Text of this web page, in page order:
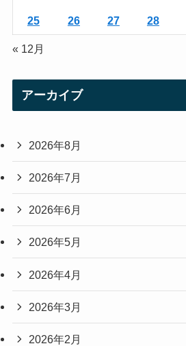
25 26 27 28
« 12月
アーカイブ
2026年8月
2026年7月
2026年6月
2026年5月
2026年4月
2026年3月
2026年2月